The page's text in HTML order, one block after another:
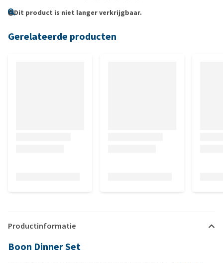
Dit product is niet langer verkrijgbaar.
Gerelateerde producten
Productinformatie
Boon Dinner Set